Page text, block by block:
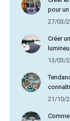
pour
27/03/
Créer
13/03/
21/10/